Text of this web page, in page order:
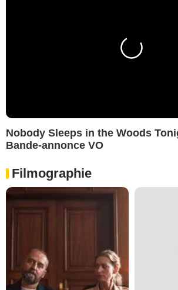
Nobody Sleeps in the Woods
Bande-annonce VO
Filmographie